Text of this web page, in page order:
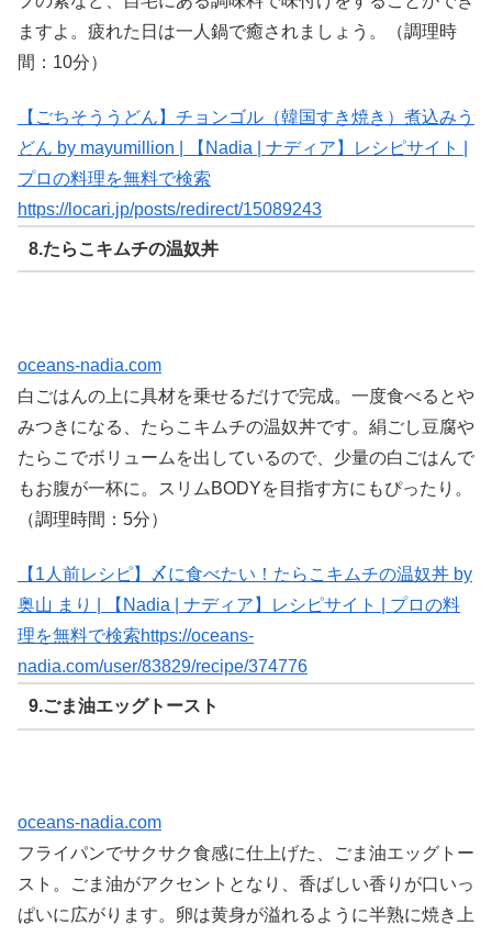
ますよ。疲れた日は一人鍋で癒されましょう。（調理時
間：10分）
【ごちそううどん】チョンゴル（韓国すき焼き）煮込みう
どん by mayumillion | 【Nadia | ナディア】レシピサイト |
プロの料理を無料で検索
https://locari.jp/posts/redirect/15089243
8.たらこキムチの温奴丼
oceans-nadia.com
白ごはんの上に具材を乗せるだけで完成。一度食べるとや
みつきになる、たらこキムチの温奴丼です。絹ごし豆腐や
たらこでボリュームを出しているので、少量の白ごはんで
もお腹が一杯に。スリムBODYを目指す方にもぴったり。
（調理時間：5分）
【1人前レシピ】〆に食べたい！たらこキムチの温奴丼 by
奥山 まり | 【Nadia | ナディア】レシピサイト | プロの料
理を無料で検索https://oceans-
nadia.com/user/83829/recipe/374776
9.ごま油エッグトースト
oceans-nadia.com
フライパンでサクサク食感に仕上げた、ごま油エッグトー
スト。ごま油がアクセントとなり、香ばしい香りが口いっ
ぱいに広がります。卵は黄身が溢れるように半熟に焼き上